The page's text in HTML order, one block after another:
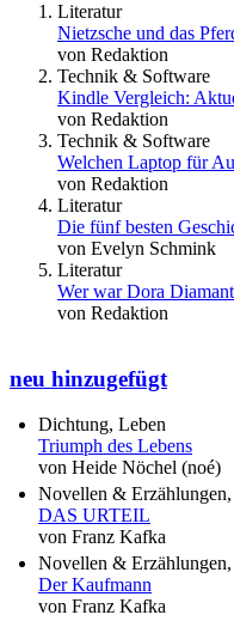
Literatur
Nietzsche und das
von Redaktion
Technik & Software
Kindle Vergleich:
von Redaktion
Technik & Software
Welchen Laptop für
von Redaktion
Literatur
Die fünf besten
von Evelyn Schmink
Literatur
Wer war Dora
von Redaktion
neu hinzugefügt
Dichtung, Leben
Triumph des Lebens
von Heide Nöchel (noé)
Novellen &
DAS URTEIL
von Franz Kafka
Novellen &
Der Kaufmann
von Franz Kafka